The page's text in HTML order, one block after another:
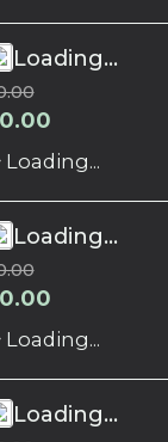
Loading...
0.00
Loading...
Loading...
0.00
Loading...
Loading...